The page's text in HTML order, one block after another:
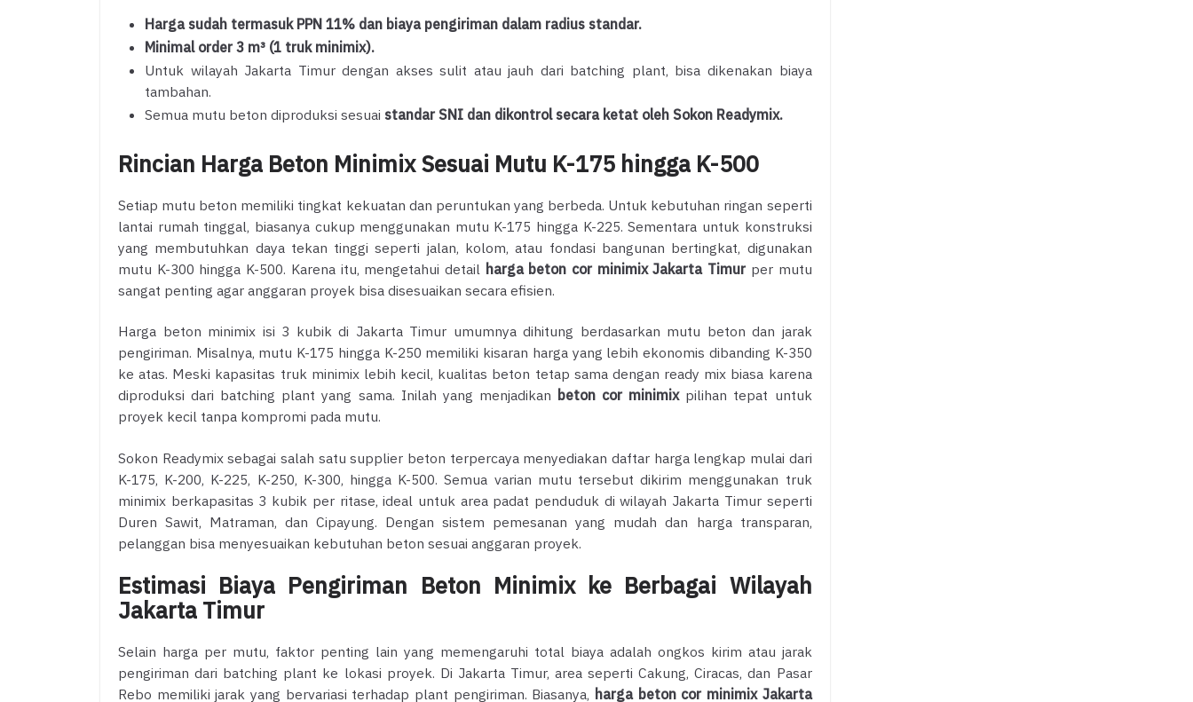
Harga sudah termasuk PPN 11% dan biaya pengiriman dalam radius standar.
Minimal order 3 m³ (1 truk minimix).
Untuk wilayah Jakarta Timur dengan akses sulit atau jauh dari batching plant, bisa dikenakan biaya
tambahan.
Semua mutu beton diproduksi sesuai standar SNI dan dikontrol secara ketat oleh Sokon Readymix.
Rincian Harga Beton Minimix Sesuai Mutu K-175 hingga K-500
Setiap mutu beton memiliki tingkat kekuatan dan peruntukan yang berbeda. Untuk kebutuhan ringan seperti
lantai rumah tinggal, biasanya cukup menggunakan mutu K-175 hingga K-225. Sementara untuk konstruksi
yang membutuhkan daya tekan tinggi seperti jalan, kolom, atau fondasi bangunan bertingkat, digunakan
mutu K-300 hingga K-500. Karena itu, mengetahui detail harga beton cor minimix Jakarta Timurper mutu
sangat penting agar anggaran proyek bisa disesuaikan secara efisien.
Harga beton minimix isi 3 kubik di Jakarta Timur umumnya dihitung berdasarkan mutu beton dan jarak
pengiriman. Misalnya, mutu K-175 hingga K-250 memiliki kisaran harga yang lebih ekonomis dibanding K-350
ke atas. Meski kapasitas truk minimix lebih kecil, kualitas beton tetap sama dengan ready mix biasa karena
diproduksi dari batching plant yang sama. Inilah yang menjadikan beton cor minimixpilihan tepat untuk
proyek kecil tanpa kompromi pada mutu.
Sokon Readymix sebagai salah satu supplier beton terpercaya menyediakan daftar harga lengkap mulai dari
K-175, K-200, K-225, K-250, K-300, hingga K-500. Semua varian mutu tersebut dikirim menggunakan truk
minimix berkapasitas 3 kubik per ritase, ideal untuk area padat penduduk di wilayah Jakarta Timur seperti
Duren Sawit, Matraman, dan Cipayung. Dengan sistem pemesanan yang mudah dan harga transparan,
pelanggan bisa menyesuaikan kebutuhan beton sesuai anggaran proyek.
Estimasi Biaya Pengiriman Beton Minimix ke Berbagai Wilayah
Jakarta Timur
Selain harga per mutu, faktor penting lain yang memengaruhi total biaya adalah ongkos kirim atau jarak
pengiriman dari batching plant ke lokasi proyek. Di Jakarta Timur, area seperti Cakung, Ciracas, dan Pasar
Rebo memiliki jarak yang bervariasi terhadap plant pengiriman. Biasanya, harga beton cor minimix Jakarta